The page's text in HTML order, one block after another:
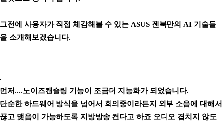
그전에 사용자가 직접 체감해볼 수 있는 ASUS 젠북만의 AI 기술들
을 소개해보겠습니다.
먼저....노이즈캔슬링 기능이 조금더 지능화가 되었습니다.
단순한 하드웨어 방식을 넘어서 회의중이라든지 외부 소음에 대해서
끊고 맺음이 가능하도록 지방방송 켠다고 하죠 오디오 겹치지 않도